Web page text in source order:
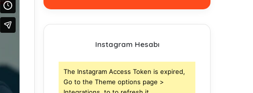
Instagram Hesabı
The Instagram Access Token is expired,
Go to the Theme options page >